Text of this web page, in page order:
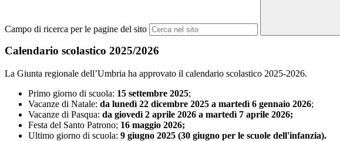
Campo di ricerca per le pagine del sito
Calendario scolastico 2025/2026
La Giunta regionale dell’Umbria ha approvato il calendario scolastico 2025-2026.
Primo giorno di scuola: 15 settembre 2025;
Vacanze di Natale: da lunedì 22 dicembre 2025 a martedì 6 gennaio 2026;
Vacanze di Pasqua: da giovedì 2 aprile 2026 a martedì 7 aprile 2026;
Festa del Santo Patrono; 16 maggio 2026;
Ultimo giorno di scuola: 9 giugno 2025 (30 giugno per le scuole dell'infanzia).